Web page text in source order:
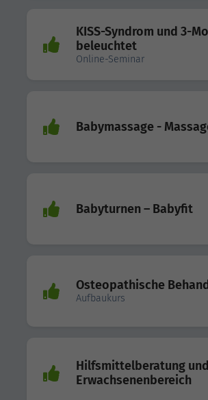
KISS-Syndrom und 3-
beleuchtet
Online-Seminar
Babymassage -
Babyturnen – Babyfit
Osteopathische
Aufbaukurs
Hilfsmittelberatung
Erwachsenenbereich